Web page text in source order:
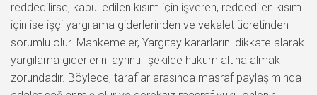
reddedilirse, kabul edilen kısım için işveren, reddedilen kısım
için ise işçi yargılama giderlerinden ve vekalet ücretinden
sorumlu olur. Mahkemeler, Yargıtay kararlarını dikkate alarak
yargılama giderlerini ayrıntılı şekilde hüküm altına almak
zorundadır. Böylece, taraflar arasında masraf paylaşımında